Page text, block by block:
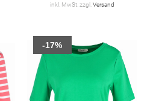
inkl. MwSt. zzgl. Versand
-17%